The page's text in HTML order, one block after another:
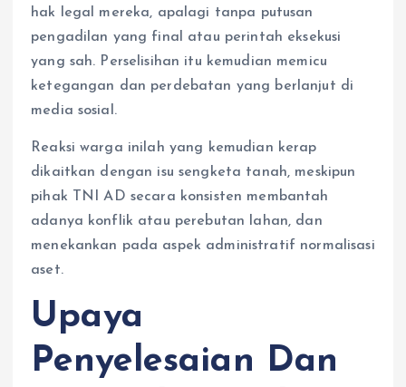
hak legal mereka, apalagi tanpa putusan
pengadilan yang final atau perintah eksekusi
yang sah. Perselisihan itu kemudian memicu
ketegangan dan perdebatan yang berlanjut di
media sosial.
Reaksi warga inilah yang kemudian kerap
dikaitkan dengan isu sengketa tanah, meskipun
pihak TNI AD secara konsisten membantah
adanya konflik atau perebutan lahan, dan
menekankan pada aspek administratif normalisasi
aset.
Upaya
Penyelesaian Dan